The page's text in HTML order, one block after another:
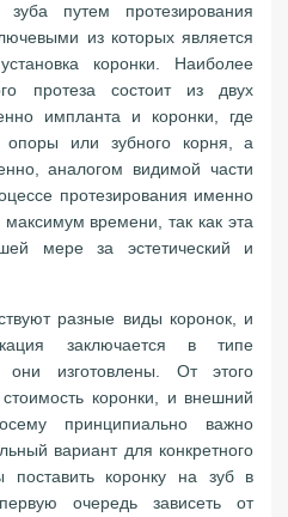
зуба путем протезирования
из которых является
коронки. Наиболее
протеза состоит из двух
импланта и коронки, где
опоры или зубного корня, а
аналогом видимой части
протезирования именно
времени, так как эта
мере за эстетический и
разные виды коронок, и
заключается в типе
они изготовлены. От этого
коронки, и внешний
принципиально важно
вариант для конкретного
поставить коронку на зуб в
очередь зависеть от